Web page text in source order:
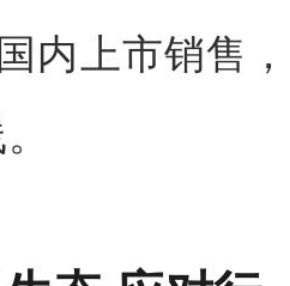
内上市销售，